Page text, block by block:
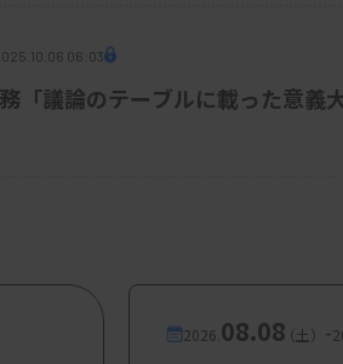
06:03
「議論のテーブルに載った意
2026. 08.08（土） -